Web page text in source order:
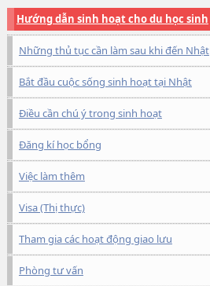
Hướng dẫn sinh hoạt cho du học sinh
Những thủ tục cần làm sau khi đến Nhật
Bắt đầu cuộc sống sinh hoạt tại Nhật
Điều cần chú ý trong sinh hoạt
Đăng kí học bổng
Việc làm thêm
Visa (Thị thực)
Tham gia các hoạt động giao lưu
Phòng tư vấn